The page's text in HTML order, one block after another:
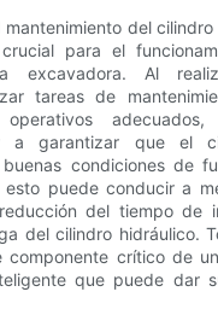
mantenimiento del
para el
excavadora. Al
tareas de
operativos
a garantizar que el
condiciones de
esto puede conducir a
del tiempo de
del cilindro hidráulico.
componente crítico de
que puede dar